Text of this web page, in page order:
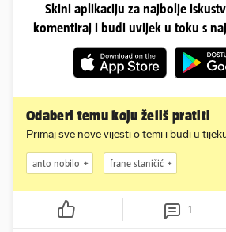
Skini aplikaciju za najbolje
komentiraj i budi uvijek u toku s
Odaberi temu koju želiš pratiti
Primaj sve nove vijesti o temi i budi u
anto nobilo frane staničić
1